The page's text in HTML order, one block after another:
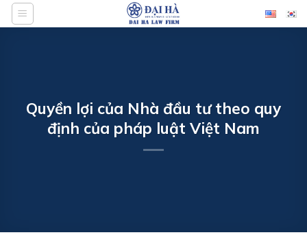
Bỏ
qua
Quyền lợi của Nhà đầu tư theo quy
định của pháp luật Việt Nam